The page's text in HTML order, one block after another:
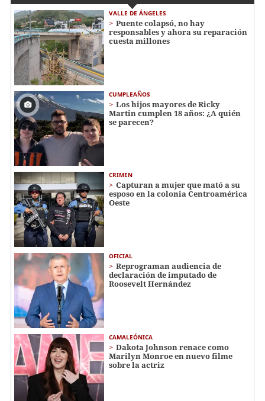
VALLE DE ÁNGELES
Puente colapsó, no hay
responsables y ahora su reparación
cuesta millones
CUMPLEAÑOS
Los hijos mayores de Ricky
Martin cumplen 18 años: ¿A quién
se parecen?
CRIMEN
Capturan a mujer que mató a su
esposo en la colonia Centroamérica
Oeste
OFICIAL
Reprograman audiencia de
declaración de imputado de
Roosevelt Hernández
CAMALEÓNICA
Dakota Johnson renace como
Marilyn Monroe en nuevo filme
sobre la actriz